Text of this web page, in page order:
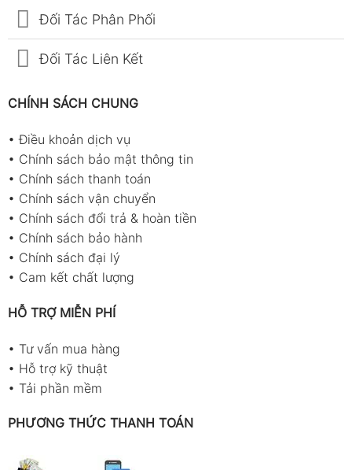
Đối Tác Phân Phối
Đối Tác Liên Kết
CHÍNH SÁCH CHUNG
•Điều khoản dịch vụ
• Chính sách bảo mật thông tin
• Chính sách thanh toán
• Chính sách vận chuyển
• Chính sách đổi trả & hoàn tiền
• Chính sách bảo hành
• Chính sách đại lý
• Cam kết chất lượng
HỖ TRỢ MIỄN PHÍ
• Tư vấn mua hàng
• Hỗ trợ kỹ thuật
• Tải phần mềm
PHƯƠNG THỨC THANH TOÁN